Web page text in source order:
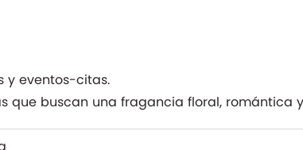
y eventos-citas.
que buscan una fragancia floral, romántica